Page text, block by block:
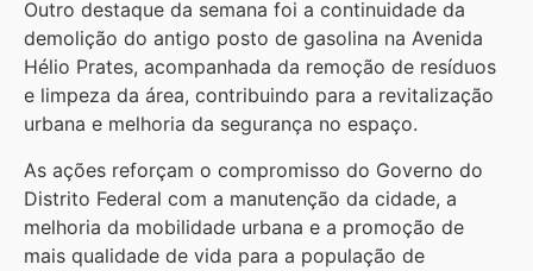
Outro destaque da semana foi a continuidade da
demolição do antigo posto de gasolina na Avenida
Hélio Prates, acompanhada da remoção de resíduos
e limpeza da área, contribuindo para a revitalização
urbana e melhoria da segurança no espaço.
As ações reforçam o compromisso do Governo do
Distrito Federal com a manutenção da cidade, a
melhoria da mobilidade urbana e a promoção de
mais qualidade de vida para a população de